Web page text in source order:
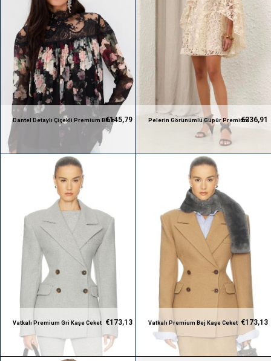
Dantel Detaylı Çiçekli Premium Bluz€145,79
Pelerin Görünümlü Güpür Premium€236,91
Vatkalı Premium Gri Kaşe Ceket €173,13 Vatkalı Premium Bej Kaşe Ceket €173,13